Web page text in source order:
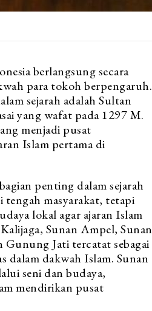
berlangsung secara
para tokoh berpengaruh.
sejarah adalah Sultan
yang wafat pada 1297 M.
menjadi pusat
Islam pertama di
penting dalam sejarah
tengah masyarakat, tetapi
lokal agar ajaran Islam
Sunan Ampel, Sunan
Jati tercatat sebagai
dalam dakwah Islam. Sunan
seni dan budaya,
mendirikan pusat